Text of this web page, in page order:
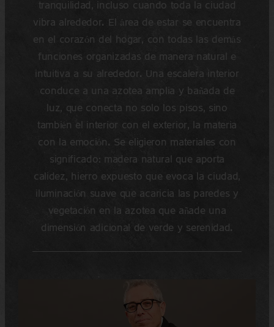
tranquilidad, incluso cuando toda la ciudad
vibra alrededor. El área de estar se encuentra
en el corazón del hogar, con todas las demás
funciones organizadas de manera natural e
intuitiva a su alrededor. Una escalera interior
conduce a una azotea amplia y bañada de
luz, que conecta no solo los pisos, sino
también el interior con el exterior, la materia
con la emoción. Se eligieron materiales con
significado: madera natural que aporta
calidez, hierro expuesto que evoca la ciudad,
iluminación suave que acaricia las paredes y
vegetación en la azotea que añade una
dimensión adicional de verde y serenidad.